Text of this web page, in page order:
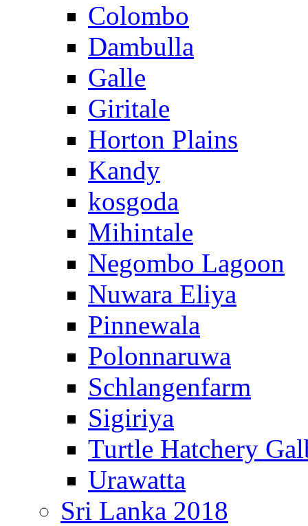
Colombo
Dambulla
Galle
Giritale
Horton Plains
Kandy
kosgoda
Mihintale
Negombo Lagoon
Nuwara Eliya
Pinnewala
Polonnaruwa
Schlangenfarm
Sigiriya
Turtle Hatchery
Urawatta
Sri Lanka 2018